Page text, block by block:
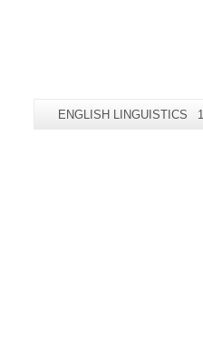
Zusätzliche
Seiten-
ENGLISH LINGUISTICS